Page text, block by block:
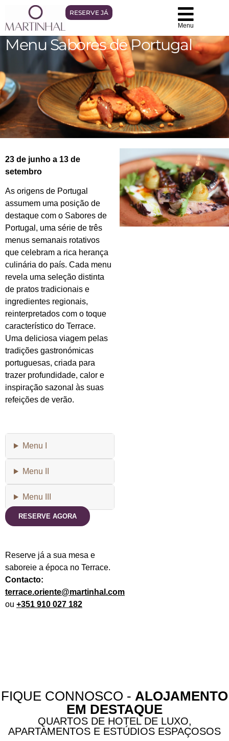
RESERVE JÁ
Menu
Menu Sabores de Portugal
23 de junho a 13 de
setembro
As origens de Portugal
assumem uma posição de
destaque com o Sabores de
Portugal, uma série de três
menus semanais rotativos
que celebram a rica herança
culinária do país. Cada menu
revela uma seleção distinta
de pratos tradicionais e
ingredientes regionais,
reinterpretados com o toque
característico do Terrace.
Uma deliciosa viagem pelas
tradições gastronómicas
portuguesas, criada para
trazer profundidade, calor e
inspiração sazonal às suas
refeições de verão.
Menu I
Menu II
Menu III
RESERVE AGORA
Reserve já a sua mesa e
saboreie a época no Terrace.
Contacto:
terrace.oriente@martinhal.com
ou +351 910 027 182
FIQUE CONNOSCO - ALOJAMENTO
EM DESTAQUE
QUARTOS DE HOTEL DE LUXO,
APARTAMENTOS E ESTÚDIOS ESPAÇOSOS